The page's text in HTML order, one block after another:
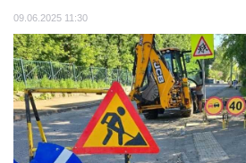
09.06.2025 11:30